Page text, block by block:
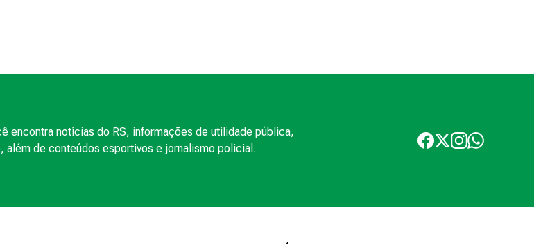
encontra notícias do RS, informações de utilidade pública,
além de conteúdos esportivos e jornalismo policial.